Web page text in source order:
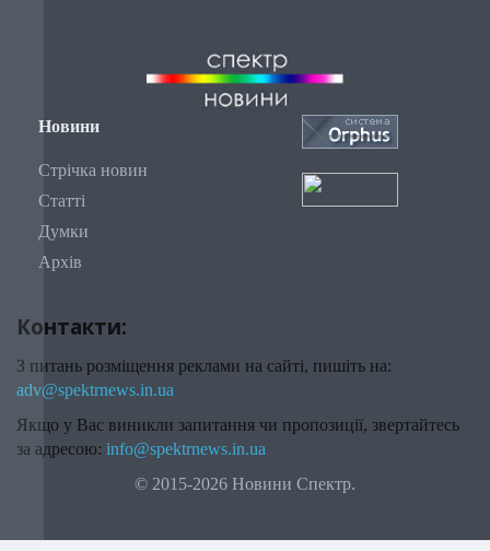
Новини
Стрічка новин
Статті
Думки
Архів
Контакти:
З питань розміщення реклами на сайті, пишіть на:
adv@spektrnews.in.ua
Якщо у Вас виникли запитання чи пропозиції, звертайтесь
за адресою: info@spektrnews.in.ua
© 2015-2026 Новини Спектр.